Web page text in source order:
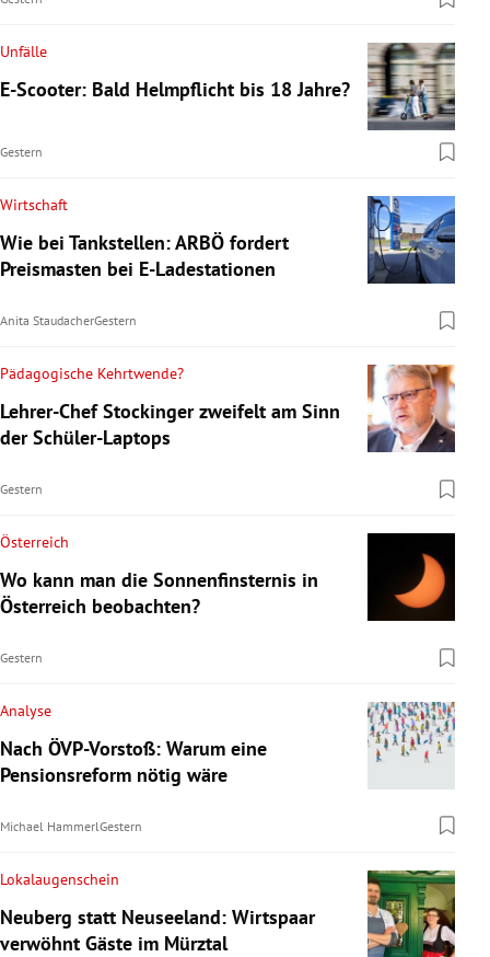
Unfälle
E-Scooter: Bald Helmpflicht bis 18 Jahre?
Gestern
Wirtschaft
Wie bei Tankstellen: ARBÖ fordert
Preismasten bei E-Ladestationen
Anita StaudacherGestern
Pädagogische Kehrtwende?
Lehrer-Chef Stockinger zweifelt am Sinn
der Schüler-Laptops
Gestern
Österreich
Wo kann man die Sonnenfinsternis in
Österreich beobachten?
Gestern
Analyse
Nach ÖVP-Vorstoß: Warum eine
Pensionsreform nötig wäre
Michael HammerlGestern
Lokalaugenschein
Neuberg statt Neuseeland: Wirtspaar
verwöhnt Gäste im Mürztal